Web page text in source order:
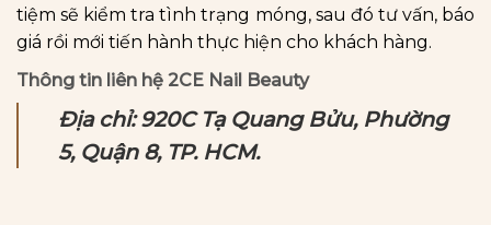
tiệm sẽ kiểm tra tình trạng móng, sau đó tư vấn, báo
giá rồi mới tiến hành thực hiện cho khách hàng.
Thông tin liên hệ 2CE Nail Beauty
Địa chỉ: 920C Tạ Quang Bửu, Phường
5, Quận 8, TP. HCM.